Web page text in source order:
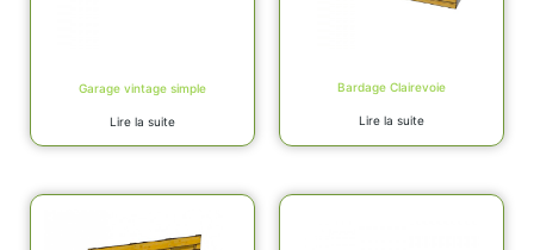
Garage vintage simple
Lire la suite
Bardage Clairevoie
Lire la suite